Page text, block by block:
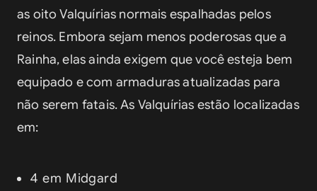
as oito Valquírias normais espalhadas pelos
reinos. Embora sejam menos poderosas que a
Rainha, elas ainda exigem que você esteja bem
equipado e com armaduras atualizadas para
não serem fatais. As Valquírias estão localizadas
em:
4 em Midgard